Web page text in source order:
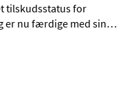
tilskudsstatus for
er nu færdige med sin…